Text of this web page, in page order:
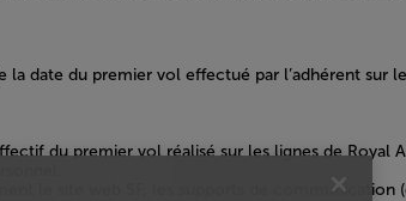
date du premier vol effectué par l’adhérent sur
du premier vol réalisé sur les lignes de Royal
le site web SF, les supports de